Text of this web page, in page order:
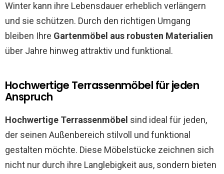
Winter kann ihre Lebensdauer erheblich verlängern
und sie schützen. Durch den richtigen Umgang
bleiben Ihre Gartenmöbel aus robusten Materialien
über Jahre hinweg attraktiv und funktional.
Hochwertige Terrassenmöbel für jeden
Anspruch
Hochwertige Terrassenmöbel sind ideal für jeden,
der seinen Außenbereich stilvoll und funktional
gestalten möchte. Diese Möbelstücke zeichnen sich
nicht nur durch ihre Langlebigkeit aus, sondern bieten